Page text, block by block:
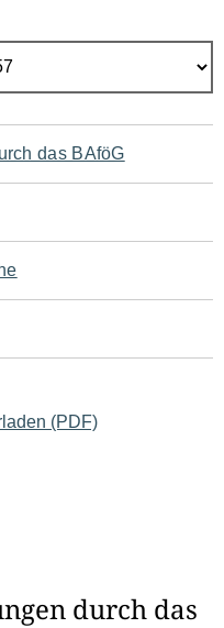
das BAföG
(PDF)
durch das